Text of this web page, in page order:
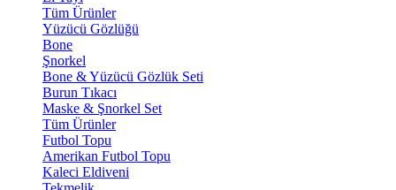
Tüm Ürünler
Yüzücü Gözlüğü
Bone
Şnorkel
Bone & Yüzücü Gözlük Seti
Burun Tıkacı
Maske & Şnorkel Set
Tüm Ürünler
Futbol Topu
Amerikan Futbol Topu
Kaleci Eldiveni